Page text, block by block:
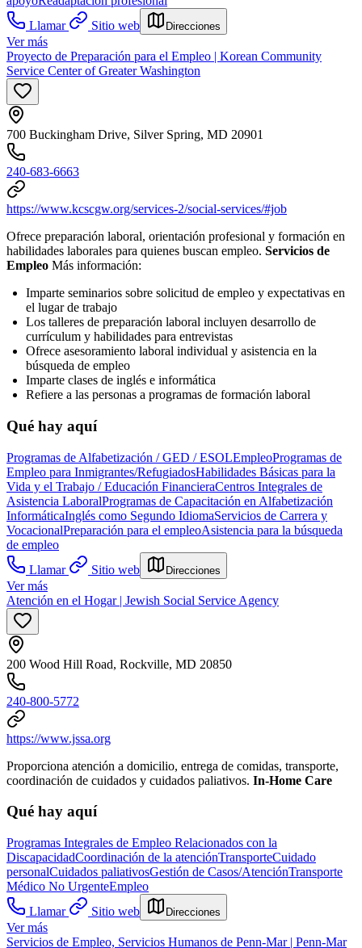
Llamar
Sitio web Direcciones
Ver más
Proyecto de Preparación para el Empleo | Korean Community
Service Center of Greater Washington
700 Buckingham Drive, Silver Spring, MD 20901
240-683-6663
https://www.kcscgw.org/services-2/social-services/#job
Ofrece preparación laboral, orientación profesional y formación en
habilidades laborales para quienes buscan empleo. Servicios de
Empleo Más información:
Imparte seminarios sobre solicitud de empleo y expectativas en
el lugar de trabajo
Los talleres de preparación laboral incluyen desarrollo de
currículum y habilidades para entrevistas
Ofrece asesoramiento laboral individual y asistencia en la
búsqueda de empleo
Imparte clases de inglés e informática
Refiere a las personas a programas de formación laboral
Qué hay aquí
Programas de Alfabetización / GED / ESOLEmpleoProgramas de
Empleo para Inmigrantes/RefugiadosHabilidades Básicas para la
Vida y el Trabajo / Educación FinancieraCentros Integrales de
Asistencia LaboralProgramas de Capacitación en Alfabetización
InformáticaInglés como Segundo IdiomaServicios de Carrera y
VocacionalPreparación para el empleoAsistencia para la búsqueda
de empleo
Llamar
Sitio web Direcciones
Ver más
Atención en el Hogar | Jewish Social Service Agency
200 Wood Hill Road, Rockville, MD 20850
240-800-5772
https://www.jssa.org
Proporciona atención a domicilio, entrega de comidas, transporte,
coordinación de cuidados y cuidados paliativos. In-Home Care
Qué hay aquí
Programas Integrales de Empleo Relacionados con la
DiscapacidadCoordinación de la atenciónTransporteCuidado
personalCuidados paliativosGestión de Casos/AtenciónTransporte
Médico No UrgenteEmpleo
Llamar
Sitio web Direcciones
Ver más
Servicios de Empleo, Servicios Humanos de Penn-Mar | Penn-Mar